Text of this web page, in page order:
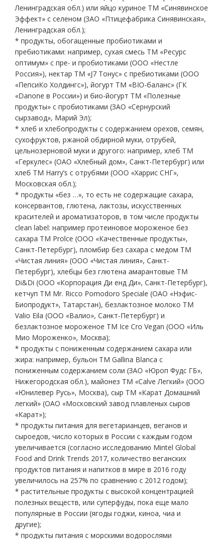
Ленинградская обл.) или яйцо куриное ТМ «Синявинское
Эффект» с селеном (ЗАО «Птицефабрика Синявинская»,
Ленинградская обл.);
* продукты, обогащенные пробиотиками и
пребиотиками: например, сухая смесь ТМ «Ресурс
оптимум» с пре- и пробиотиками (ООО «Нестле
Россия»), нектар ТМ «J7 Тонус» с пребиотиками (ООО
«ПепсиКо Холдингс»), йогурт ТМ «BIO-баланс» (ГК
«Danone в России») и био-йогурт ТМ «Полезные
продукты» с пробиотиками (ЗАО «Сернурский
сырзавод», Марий Эл);
* хлеб и хлебопродукты с содержанием орехов, семян,
сухофруктов, ржаной обдирной муки, отрубей,
цельнозерновой муки и другого: например, хлеб ТМ
«Геркулес» (ОАО «Хлебный дом», Санкт-Петербург) или
хлеб ТМ Harry’s с отрубями (ООО «Харрис СНГ»,
Московская обл.);
* продукты «без …», то есть не содержащие сахара,
консервантов, глютена, лактозы, искусственных
красителей и ароматизаторов, в том числе продукты
clean label: например протеиновое мороженое без
сахара ТМ Prolce (ООО «Качественные продукты»,
Санкт-Петербург), пломбир без сахара с медом ТМ
«Чистая линия» (ООО «Чистая линия», Санкт-
Петербург), хлебцы без глютена амарантовые ТМ
Di&Di (ООО «Корпорация Ди енд Ди», Санкт-Петербург),
кетчуп ТМ Mr. Ricco Pomodoro Speciale (ОАО «Нэфис-
Биопродукт», Татарстан), безлактозное молоко ТМ
Valio Eila (ООО «Валио», Санкт-Петербург) и
безлактозное мороженое ТМ Ice Cro Vegan (ООО «Иль
Мио Мороженко», Москва);
* продукты с пониженным содержанием сахара или
жира: например, бульон ТМ Gallina Blanca с
пониженным содержанием соли (ЗАО «Юроп Фудс ГБ»,
Нижегородская обл.), майонез ТМ «Calve Легкий» (ООО
«Юнилевер Русь», Москва), сыр ТМ «Карат Домашний
легкий» (ОАО «Московский завод плавленых сыров
«Карат»);
* продукты питания для вегетарианцев, веганов и
сыроедов, число которых в России с каждым годом
увеличивается (согласно исследованию Mintel Global
Food and Drink Trends 2017, количество веганских
продуктов питания и напитков в мире в 2016 году
увеличилось на 257% по сравнению с 2012 годом);
* растительные продукты с высокой концентрацией
полезных веществ, или суперфуды, пока еще мало
популярные в России (ягоды годжи, киноа, чиа и
другие);
* продукты питания с морскими водорослями